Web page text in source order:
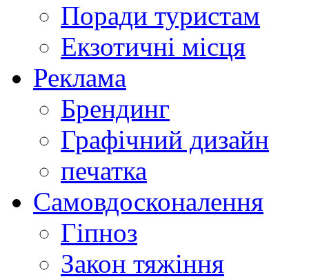
Поради туристам
Екзотичні місця
Реклама
Брендинг
Графічний дизайн
печатка
Самовдосконалення
Гіпноз
Закон тяжіння